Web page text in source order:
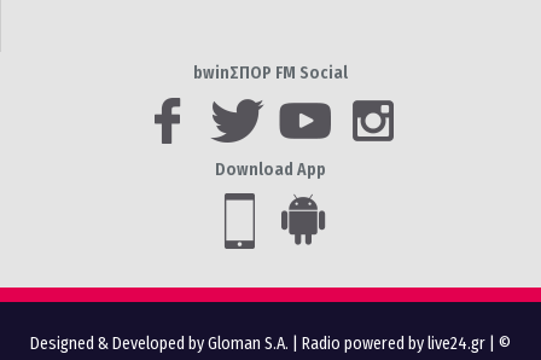
bwinΣΠΟΡ FM Social
Download App
Designed & Developed by Gloman S.A. Radio powered by live24.gr | ©